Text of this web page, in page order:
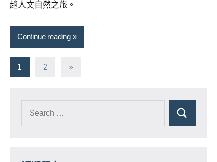
趟人文自然之旅。
Continue reading
文
分
頁
1 2
Next
»